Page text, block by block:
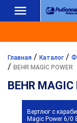
Главная / Каталог /
/ BEHR MAGIC POWER
BEHR MAGIC
Вертлюг с
Magic Power 6/0